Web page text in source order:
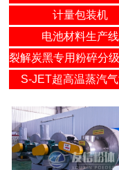
计量包装机
电池材料生产线
S-JET超高温蒸汽